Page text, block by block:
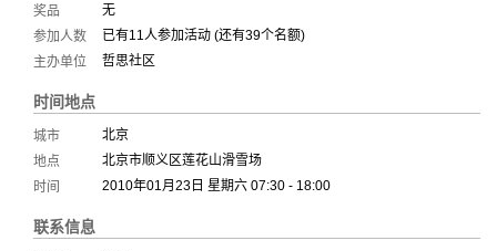
奖品
无
参加人数
已有11人参加活动 (还有39个名额)
主办单位
哲思社区
时间地点
城市
北京
地点
北京市顺义区莲花山滑雪场
时间
2010年01月23日 星期六 07:30 - 18:00
联系信息